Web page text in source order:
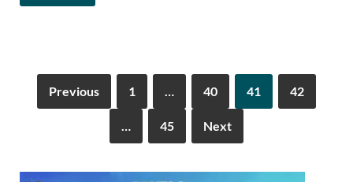
Previous 1 … 40 41 42
… 45 Next